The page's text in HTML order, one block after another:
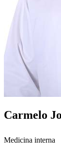
Carmelo
Medicina interna